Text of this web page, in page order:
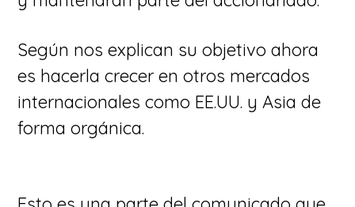
Según nos explican su objetivo ahora
es hacerla crecer en otros mercados
internacionales como EE.UU. y Asia de
forma orgánica.